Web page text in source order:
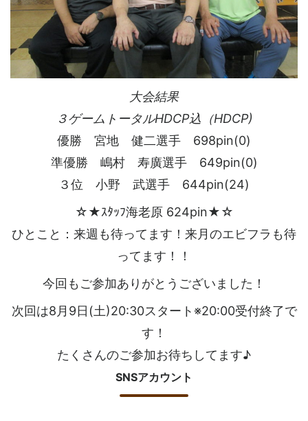
大会結果
３ゲームトータルHDCP込（HDCP)
優勝 宮地 健二選手 698pin(0)
準優勝 嶋村 寿廣選手 649pin(0)
３位 小野 武選手 644pin(24)
☆★ｽﾀｯﾌ海老原 624pin★☆
ひとこと：来週も待ってます！来月のエビフラも待
ってます！！
今回もご参加ありがとうございました！
次回は8月9日(土)20:30スタート※20:00受付終了で
す！
たくさんのご参加お待ちしてます♪
SNSアカウント